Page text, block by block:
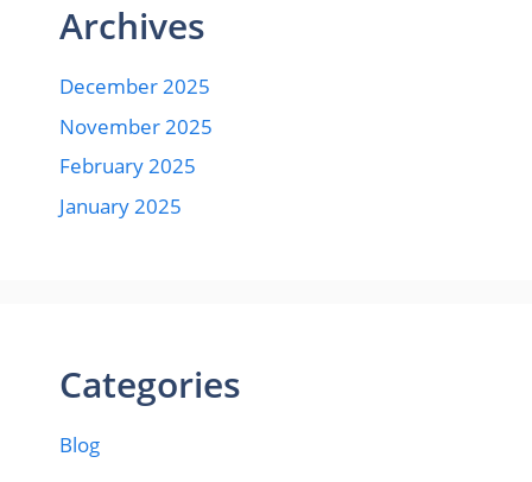
Archives
December 2025
November 2025
February 2025
January 2025
Categories
Blog